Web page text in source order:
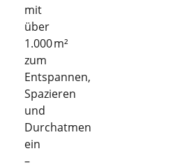
mit
über
1.000 m²
zum
Entspannen,
Spazieren
und
Durchatmen
ein
–